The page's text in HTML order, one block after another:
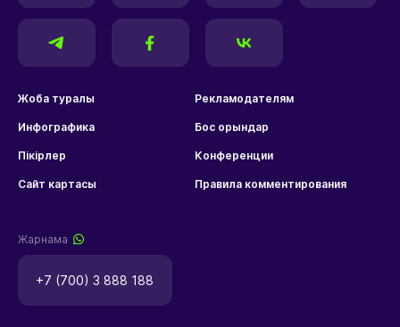
Жоба туралы Рекламодателям
Инфографика Бос орындар
Пікірлер Конференции
Сайт картасы Правила комментирования
Жарнама
+7 (700) 3 888 188